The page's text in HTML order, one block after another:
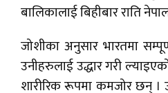
बालिकालाई बिहीबार राति
जोशीका अनुसार भारतमा
उनीहरुलाई उद्धार गरी
शारीरिक रूपमा कमजोर छन् ।